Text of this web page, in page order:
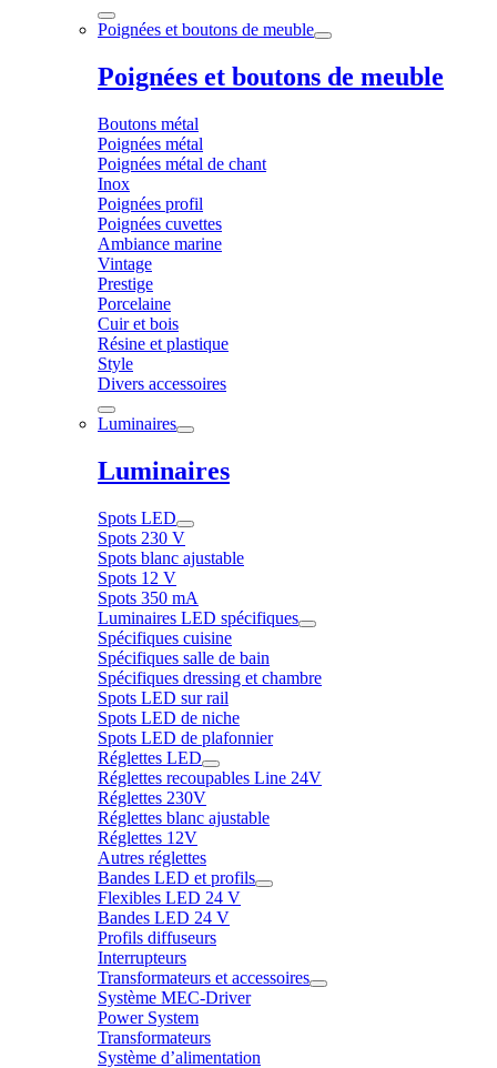
Poignées et boutons de meuble
Poignées et boutons de meuble
Boutons métal
Poignées métal
Poignées métal de chant
Inox
Poignées profil
Poignées cuvettes
Ambiance marine
Vintage
Prestige
Porcelaine
Cuir et bois
Résine et plastique
Style
Divers accessoires
Luminaires
Luminaires
Spots LED
Spots 230 V
Spots blanc ajustable
Spots 12 V
Spots 350 mA
Luminaires LED spécifiques
Spécifiques cuisine
Spécifiques salle de bain
Spécifiques dressing et chambre
Spots LED sur rail
Spots LED de niche
Spots LED de plafonnier
Réglettes LED
Réglettes recoupables Line 24V
Réglettes 230V
Réglettes blanc ajustable
Réglettes 12V
Autres réglettes
Bandes LED et profils
Flexibles LED 24 V
Bandes LED 24 V
Profils diffuseurs
Interrupteurs
Transformateurs et accessoires
Système MEC-Driver
Power System
Transformateurs
Système d’alimentation